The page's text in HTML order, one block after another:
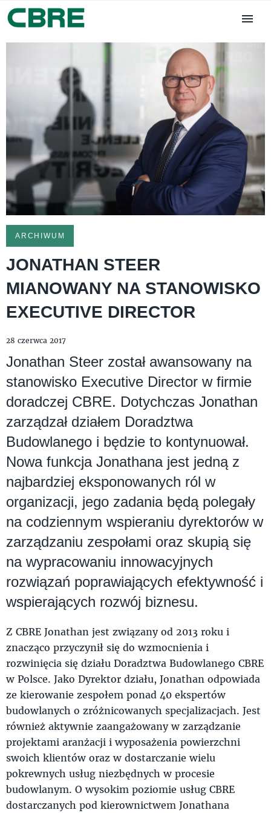
ARCHIWUM
JONATHAN STEER
MIANOWANY NA STANOWISKO
EXECUTIVE DIRECTOR
28 czerwca 2017
Jonathan Steer został awansowany na
stanowisko Executive Director w firmie
doradczej CBRE. Dotychczas Jonathan
zarządzał działem Doradztwa
Budowlanego i będzie to kontynuował.
Nowa funkcja Jonathana jest jedną z
najbardziej eksponowanych ról w
organizacji, jego zadania będą polegały
na codziennym wspieraniu dyrektorów w
zarządzaniu zespołami oraz skupią się
na wypracowaniu innowacyjnych
rozwiązań poprawiających efektywność i
wspierających rozwój biznesu.
Z CBRE Jonathan jest związany od 2013 roku i
znacząco przyczynił się do wzmocnienia i
rozwinięcia się działu Doradztwa Budowlanego CBRE
w Polsce. Jako Dyrektor działu, Jonathan odpowiada
ze kierowanie zespołem ponad 40 ekspertów
budowlanych o zróżnicowanych specjalizacjach. Jest
również aktywnie zaangażowany w zarządzanie
projektami aranżacji i wyposażenia powierzchni
swoich klientów oraz w dostarczanie wielu
pokrewnych usług niezbędnych w procesie
budowlanym. O wysokim poziomie usług CBRE
dostarczanych pod kierownictwem Jonathana